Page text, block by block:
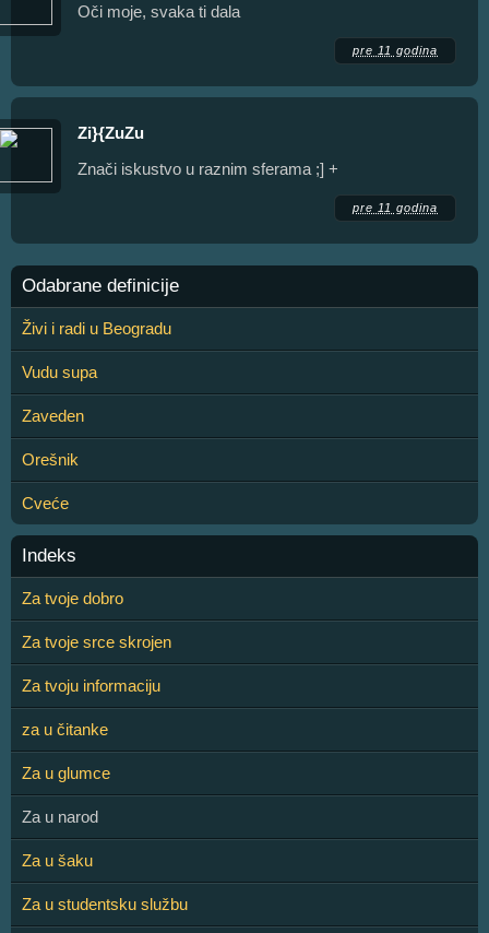
Oči moje, svaka ti dala
pre 11 godina
Zi}{ZuZu
Znači iskustvo u raznim sferama ;] +
pre 11 godina
Odabrane definicije
Živi i radi u Beogradu
Vudu supa
Zaveden
Orešnik
Cveće
Indeks
Za tvoje dobro
Za tvoje srce skrojen
Za tvoju informaciju
za u čitanke
Za u glumce
Za u narod
Za u šaku
Za u studentsku službu